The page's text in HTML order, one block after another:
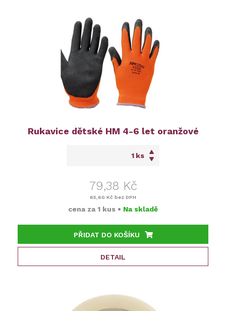
Rukavice dětské HM 4-6 let oranžové
ks
79,38 Kč
65,60 Kč bez DPH
cena za 1 kus • Na skladě
PŘIDAT DO KOŠÍKU
DETAIL